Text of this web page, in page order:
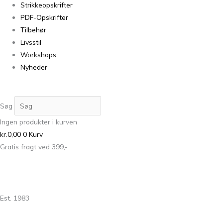
Strikkeopskrifter
PDF-Opskrifter
Tilbehør
Livsstil
Workshops
Nyheder
Søg
Ingen produkter i kurven
kr.0,00 0 Kurv
Gratis fragt ved 399,-
Est. 1983